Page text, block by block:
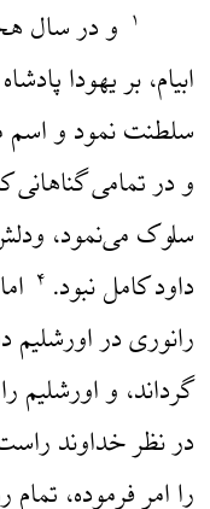
۱ و در سال
ابیام، بر یهودا
سلطنت نمود و اسم
و در تمامی
سلوک می‌نمود،
داود کامل نبود. ۴
رانوری در اورشلیم
گرداند، و اورشلیم
در نظر خداوند